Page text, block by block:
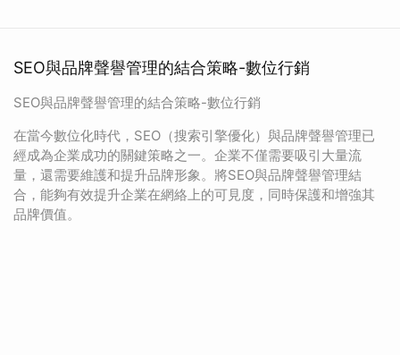
SEO與品牌聲譽管理的結合策略-數位行銷
SEO與品牌聲譽管理的結合策略-數位行銷
在當今數位化時代，SEO（搜索引擎優化）與品牌聲譽管理已
經成為企業成功的關鍵策略之一。企業不僅需要吸引大量流
量，還需要維護和提升品牌形象。將SEO與品牌聲譽管理結
合，能夠有效提升企業在網絡上的可見度，同時保護和增強其
品牌價值。